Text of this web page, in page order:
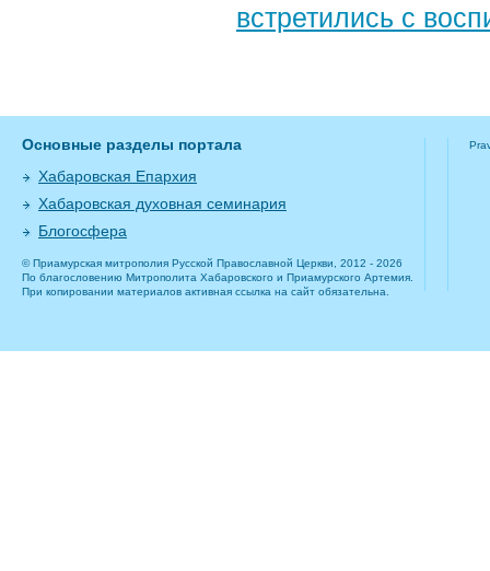
встретились с
Основные разделы портала
Хабаровская Епархия
Хабаровская духовная семинария
Блогосфера
© Приамурская митрополия Русской Православной Церкви, 2012 - 2026
По благословению Митрополита Хабаровского и Приамурского Артемия.
При копировании материалов активная ссылка на сайт обязательна.